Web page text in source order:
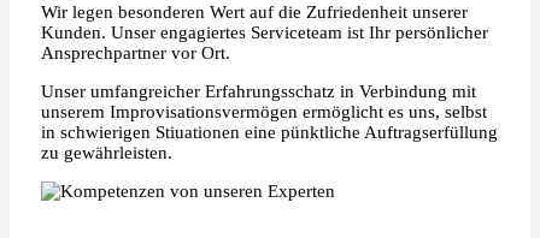
Wir legen besonderen Wert auf die Zufriedenheit unserer
Kunden. Unser engagiertes Serviceteam ist Ihr persönlicher
Ansprechpartner vor Ort.
Unser umfangreicher Erfahrungsschatz in Verbindung mit
unserem Improvisationsvermögen ermöglicht es uns, selbst
in schwierigen Stiuationen eine pünktliche Auftragserfüllung
zu gewährleisten.